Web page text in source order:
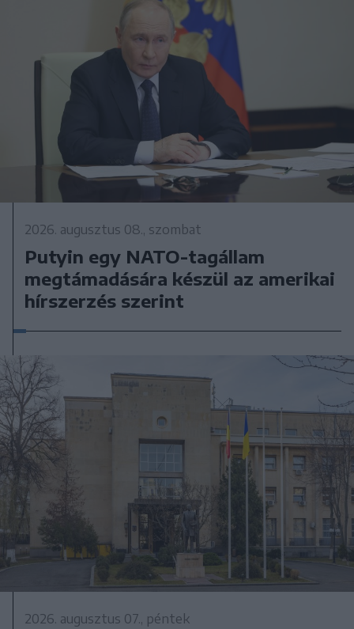
2026. augusztus 08., szombat
Putyin egy NATO-tagállam
megtámadására készül az amerikai
hírszerzés szerint
2026. augusztus 07., péntek